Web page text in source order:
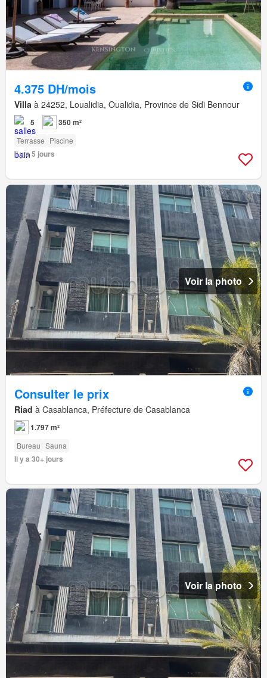
4.375 DH/mois
Villa à 24252, Loualidia, Oualidia, Province de Sidi Bennour
5 350 m²
Terrasse Piscine
Il y a 5 jours
Voir la photo
Consulter le prix
Riad à Casablanca, Préfecture de Casablanca
1.797 m²
Bureau Sauna
Il y a 30+ jours
Voir la photo